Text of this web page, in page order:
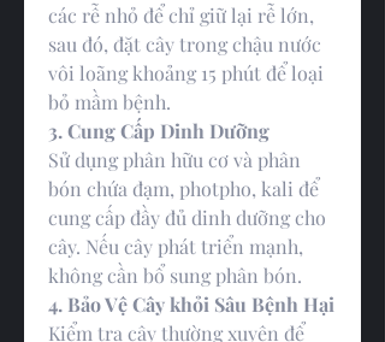
các rễ nhỏ để chỉ giữ lại rễ lớn,
sau đó, đặt cây trong chậu nước
vôi loãng khoảng 15 phút để loại
bỏ mầm bệnh.
3. Cung Cấp Dinh Dưỡng
Sử dụng phân hữu cơ và phân
bón chứa đạm, photpho, kali để
cung cấp đầy đủ dinh dưỡng cho
cây. Nếu cây phát triển mạnh,
không cần bổ sung phân bón.
4. Bảo Vệ Cây khỏi Sâu Bệnh Hại
Kiểm tra cây thường xuyên để